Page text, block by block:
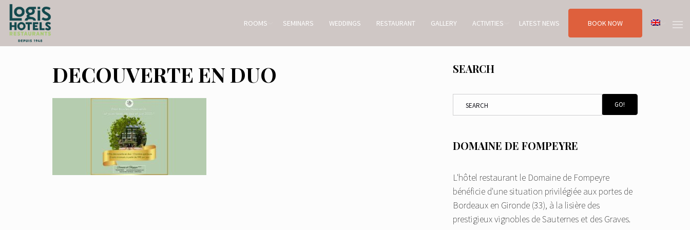
ROOMS SEMINARS WEDDINGS RESTAURANT GALLERY ACTIVITIES LATEST NEWS BOOK NOW
DECOUVERTE EN DUO SEARCH
GO!
DOMAINE DE FOMPEYRE
L'hôtel restaurant le Domaine de Fompeyre
bénéficie d'une situation privilégiée aux portes de
Bordeaux en Gironde (33), à la lisière des
prestigieux vignobles de Sauternes et des Graves.